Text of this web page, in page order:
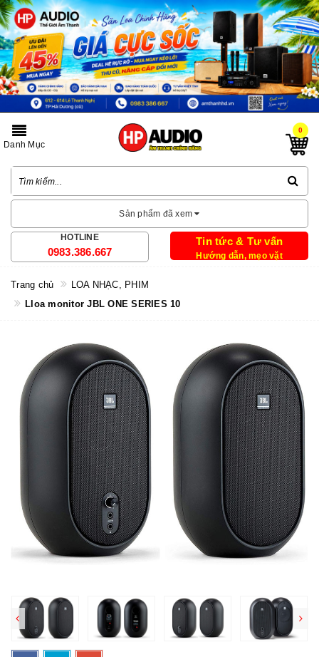
0
Danh Mục
Sản phẩm đã xem
HOTLINE
0983.386.667
Tin tức & Tư vấn
Hướng dẫn, mẹo vặt
Trang chủ
LOA NHẠC, PHIM
Lloa monitor JBL ONE SERIES 10